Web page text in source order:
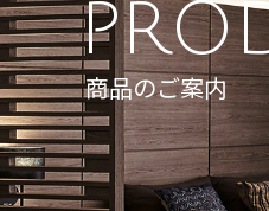
商品のご案内